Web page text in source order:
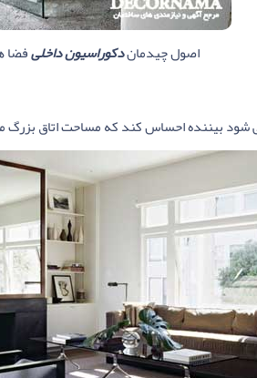
اصول چیدماندکوراسیون داخلیفضا
شود بیننده احساس کند که مساحت اتاق